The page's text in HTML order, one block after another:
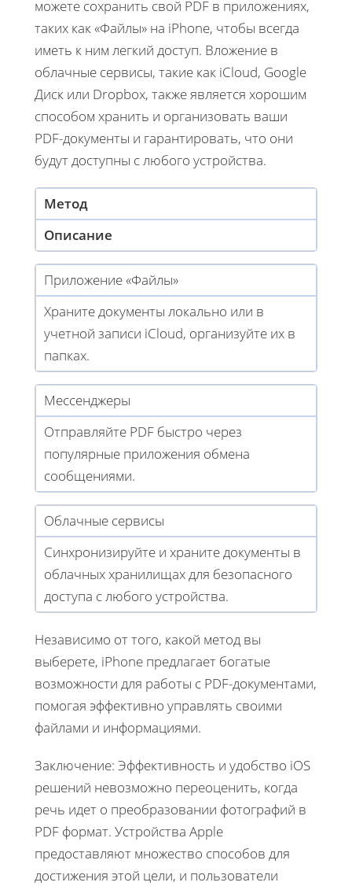
можете сохранить свой PDF в приложениях,
таких как «Файлы» на iPhone, чтобы всегда
иметь к ним легкий доступ. Вложение в
облачные сервисы, такие как iCloud, Google
Диск или Dropbox, также является хорошим
способом хранить и организовать ваши
PDF-документы и гарантировать, что они
будут доступны с любого устройства.
Метод
Описание
Приложение «Файлы»
Храните документы локально или в
учетной записи iCloud, организуйте их в
папках.
Мессенджеры
Отправляйте PDF быстро через
популярные приложения обмена
сообщениями.
Облачные сервисы
Синхронизируйте и храните документы в
облачных хранилищах для безопасного
доступа с любого устройства.
Независимо от того, какой метод вы
выберете, iPhone предлагает богатые
возможности для работы с PDF-документами,
помогая эффективно управлять своими
файлами и информациями.
Заключение: Эффективность и удобство iOS
решений невозможно переоценить, когда
речь идет о преобразовании фотографий в
PDF формат. Устройства Apple
предоставляют множество способов для
достижения этой цели, и пользователи